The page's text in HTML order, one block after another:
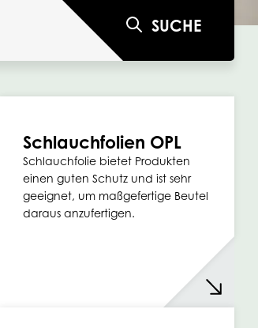
SUCHE
Schlauchfolien OPL
Schlauchfolie bietet Produkten
einen guten Schutz und ist sehr
geeignet, um maßgefertige Beutel
daraus anzufertigen.